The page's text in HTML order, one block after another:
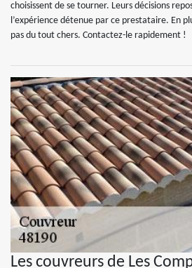
choisissent de se tourner. Leurs décisions
l’expérience détenue par ce prestataire. En
pas du tout chers. Contactez-le rapidement !
Les couvreurs de Les